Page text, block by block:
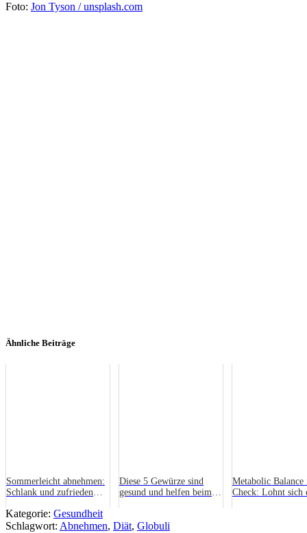
Foto: Jon Tyson / unsplash.com
Ähnliche Beiträge
Sommerleicht abnehmen:
Schlank und zufrieden
Diese 5 Gewürze sind
gesund und helfen beim
Metabolic Balance
Check: Lohnt sich
Kategorie: Gesundheit
Schlagwort: Abnehmen, Diät, Globuli